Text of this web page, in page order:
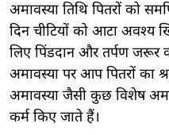
अमावस्या तिथि पितरों को
दिन चीटियों को आटा अवश्य
लिए पिंडदान और तर्पण जरूर
अमावस्या पर आप पितरों का
अमावस्या जैसी कुछ विशेष
कर्म किए जाते हैं।